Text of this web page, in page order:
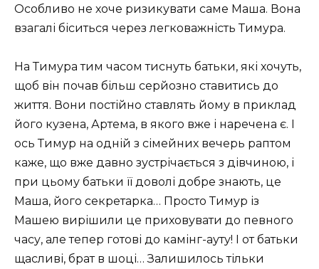
Особливо не хоче ризикувати саме Маша. Вона
взагалі біситься через легковажність Тимура.
На Тимура тим часом тиснуть батьки, які хочуть,
щоб він почав більш серйозно ставитись до
життя. Вони постійно ставлять йому в приклад
його кузена, Артема, в якого вже і наречена є. І
ось Тимур на одній з сімейних вечерь раптом
каже, що вже давно зустрічається з дівчиною, і
при цьому батьки її доволі добре знають, це
Маша, його секретарка… Просто Тимур із
Машею вирішили це приховувати до певного
часу, але тепер готові до камінг-ауту! І от батьки
щасливі, брат в шоці… Залишилось тільки